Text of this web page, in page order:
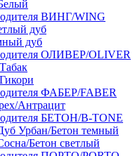
ВИНГ/WING
дуб
дуб
ОЛИВЕР/OLIVER
ФАБЕР/FABER
Антрацит
БЕТОН/B-TONE
Урбан/Бетон темный
Бетон светлый